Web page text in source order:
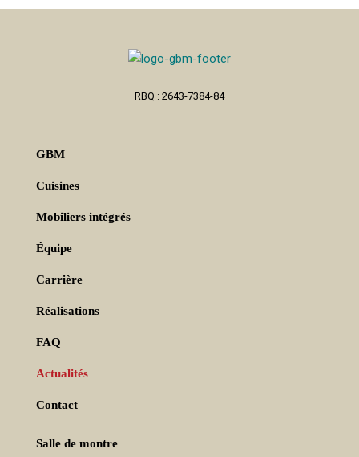
RBQ : 2643-7384-84
GBM
Cuisines
Mobiliers intégrés
Équipe
Carrière
Réalisations
FAQ
Actualités
Contact
Salle de montre